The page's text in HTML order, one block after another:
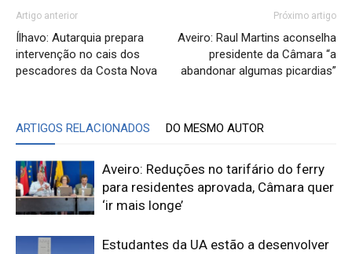
Artigo anterior
Ílhavo: Autarquia prepara
intervenção no cais dos
pescadores da Costa Nova
Próximo artigo
Aveiro: Raul Martins aconselha
presidente da Câmara “a
abandonar algumas picardias”
ARTIGOS RELACIONADOS DO MESMO AUTOR
Aveiro: Reduções no tarifário do ferry
para residentes aprovada, Câmara quer
‘ir mais longe’
Estudantes da UA estão a desenvolver